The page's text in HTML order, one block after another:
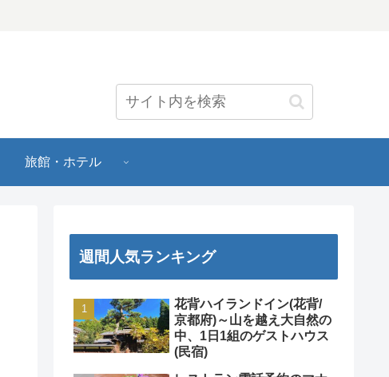
旅館・ホテル
週間人気ランキング
花背ハイランドイン(花背/
京都府)～山を越え大自然の
中、1日1組のゲストハウス
(民宿)